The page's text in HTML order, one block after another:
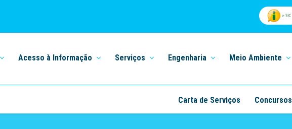
Acesso à Informação Serviços Engenharia Meio Ambiente
Carta de Serviços Concursos